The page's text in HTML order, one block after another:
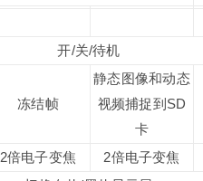
开/关/待机
冻结帧
静态图像和动态
视频捕捉到SD
卡
2倍电子变焦 2倍电子变焦